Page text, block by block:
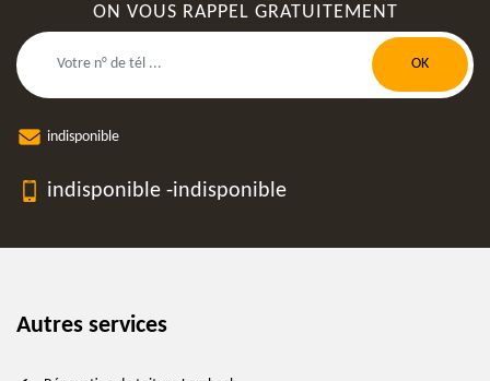
ON VOUS RAPPEL GRATUITEMENT
indisponible
indisponible -indisponible
Autres services